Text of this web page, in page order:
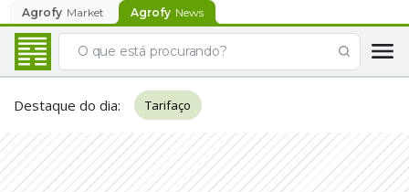
Agrofy Market Agrofy News
Destaque do dia: Tarifaço